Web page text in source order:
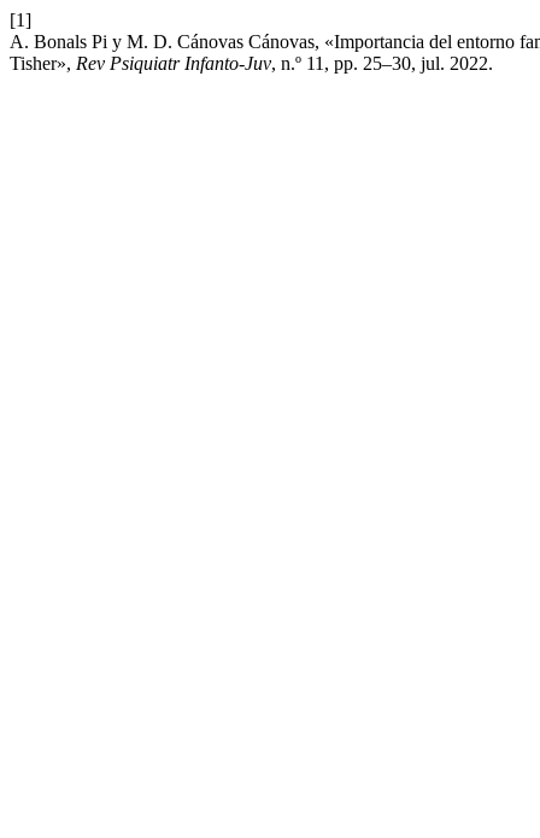
[1]
A. Bonals Pi y M. D. Cánovas Cánovas, «Importancia del entorno
Tisher», Rev Psiquiatr Infanto-Juv, n.º 11, pp. 25–30, jul. 2022.